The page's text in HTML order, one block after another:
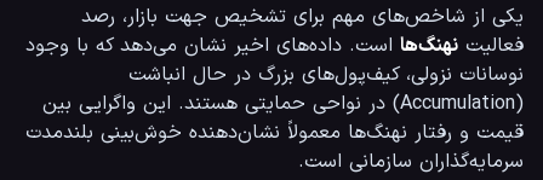
فعالیت نهنگ‌ها
سرمایه‌گذاران سازمانی است.